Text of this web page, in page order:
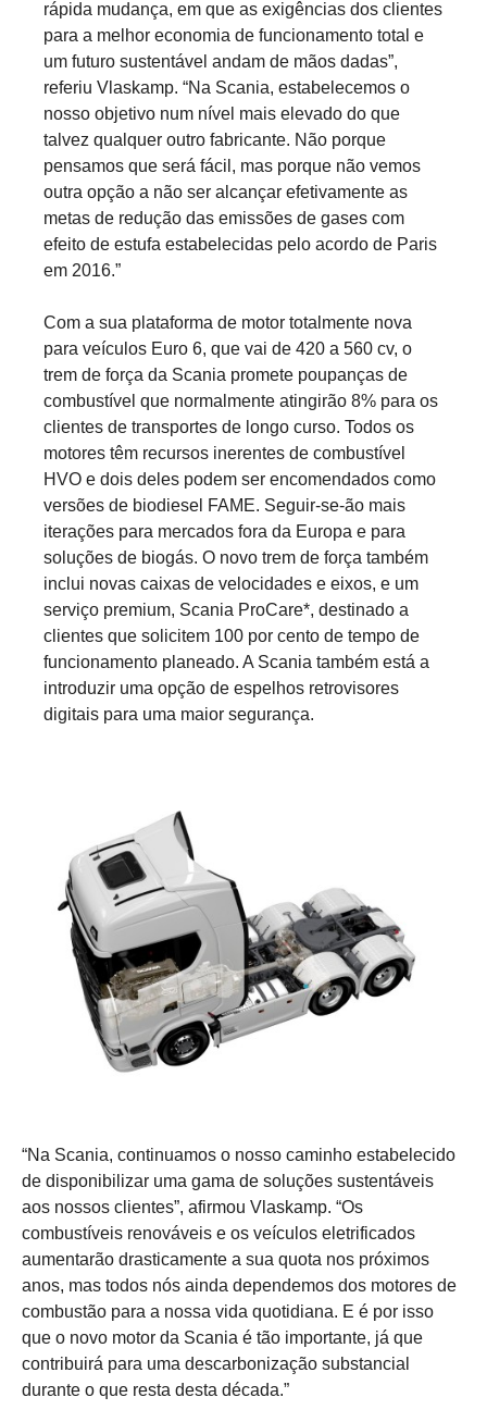
rápida mudança, em que as exigências dos clientes
para a melhor economia de funcionamento total e
um futuro sustentável andam de mãos dadas”,
referiu Vlaskamp. “Na Scania, estabelecemos o
nosso objetivo num nível mais elevado do que
talvez qualquer outro fabricante. Não porque
pensamos que será fácil, mas porque não vemos
outra opção a não ser alcançar efetivamente as
metas de redução das emissões de gases com
efeito de estufa estabelecidas pelo acordo de Paris
em 2016.”
Com a sua plataforma de motor totalmente nova
para veículos Euro 6, que vai de 420 a 560 cv, o
trem de força da Scania promete poupanças de
combustível que normalmente atingirão 8% para os
clientes de transportes de longo curso. Todos os
motores têm recursos inerentes de combustível
HVO e dois deles podem ser encomendados como
versões de biodiesel FAME. Seguir-se-ão mais
iterações para mercados fora da Europa e para
soluções de biogás. O novo trem de força também
inclui novas caixas de velocidades e eixos, e um
serviço premium, Scania ProCare*, destinado a
clientes que solicitem 100 por cento de tempo de
funcionamento planeado. A Scania também está a
introduzir uma opção de espelhos retrovisores
digitais para uma maior segurança.
“Na Scania, continuamos o nosso caminho estabelecido
de disponibilizar uma gama de soluções sustentáveis
aos nossos clientes”, afirmou Vlaskamp. “Os
combustíveis renováveis e os veículos eletrificados
aumentarão drasticamente a sua quota nos próximos
anos, mas todos nós ainda dependemos dos motores de
combustão para a nossa vida quotidiana. E é por isso
que o novo motor da Scania é tão importante, já que
contribuirá para uma descarbonização substancial
durante o que resta desta década.”